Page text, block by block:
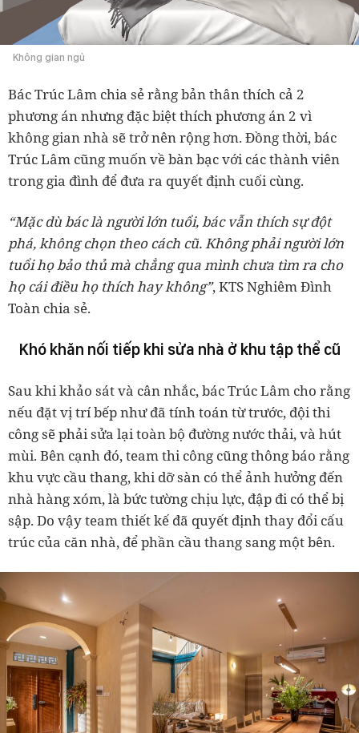
Không gian ngủ
Bác Trúc Lâm chia sẻ rằng bản thân thích cả 2
phương án nhưng đặc biệt thích phương án 2 vì
không gian nhà sẽ trở nên rộng hơn. Đồng thời, bác
Trúc Lâm cũng muốn về bàn bạc với các thành viên
trong gia đình để đưa ra quyết định cuối cùng.
“Mặc dù bác là người lớn tuổi, bác vẫn thích sự đột
phá, không chọn theo cách cũ. Không phải người lớn
tuổi họ bảo thủ mà chẳng qua mình chưa tìm ra cho
họ cái điều họ thích hay không”, KTS Nghiêm Đình
Toàn chia sẻ.
Khó khăn nối tiếp khi sửa nhà ở khu tập thể cũ
Sau khi khảo sát và cân nhắc, bác Trúc Lâm cho rằng
nếu đặt vị trí bếp như đã tính toán từ trước, đội thi
công sẽ phải sửa lại toàn bộ đường nước thải, và hút
mùi. Bên cạnh đó, team thi công cũng thông báo rằng
khu vực cầu thang, khi dỡ sàn có thể ảnh hưởng đến
nhà hàng xóm, là bức tường chịu lực, đập đi có thể bị
sập. Do vậy team thiết kế đã quyết định thay đổi cấu
trúc của căn nhà, để phần cầu thang sang một bên.